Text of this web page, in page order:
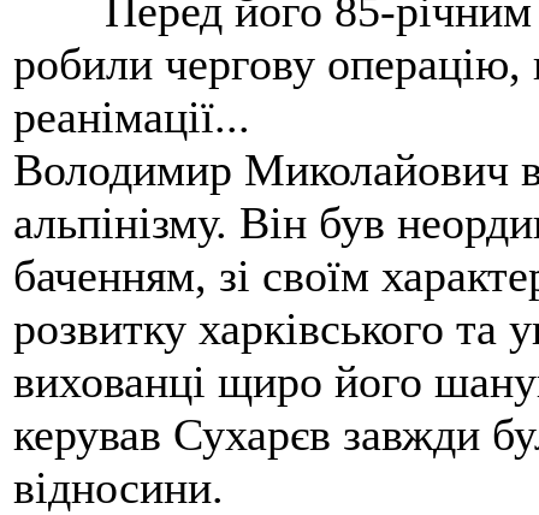
Перед його 85-
робили чергову операцію,
реанімації...
Володимир Миколайович
альпінізму. Він був
баченням, зі своїм
розвитку харківського та
вихованці щиро його
керував Сухарєв завжди
відносини.